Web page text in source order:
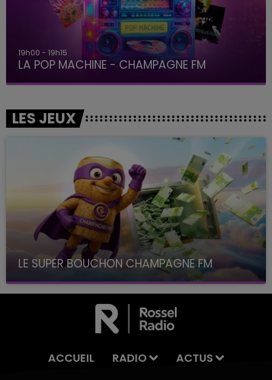
19h00 - 19h15
LA POP MACHINE - CHAMPAGNE FM
LES JEUX
LE SUPER BOUCHON CHAMPAGNE FM
avec La Famille Champagne FM, à 8H10
ACCUEIL RADIO
ACTUS